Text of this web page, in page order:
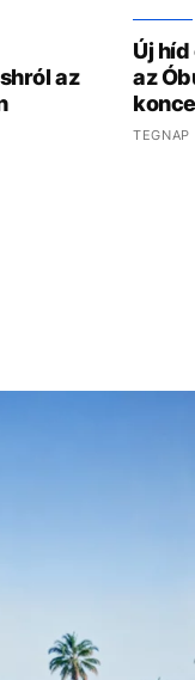
az
Új
az